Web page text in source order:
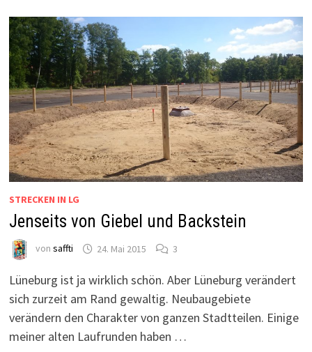
STRECKEN IN LG
Jenseits von Giebel und Backstein
von saffti 24. Mai 2015 3
Lüneburg ist ja wirklich schön. Aber Lüneburg verändert
sich zurzeit am Rand gewaltig. Neubaugebiete
verändern den Charakter von ganzen Stadtteilen. Einige
meiner alten Laufrunden haben …